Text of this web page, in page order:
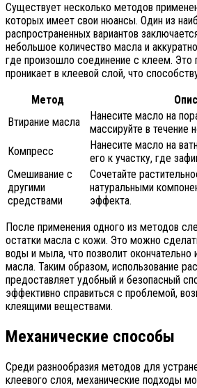
Существует несколько методов
которых имеет свои нюансы. Один из
распространенных вариантов
небольшое количество масла и
где произошло соединение с клеем. Это
проникает в клеевой слой, что
Метод
Втирание масла
Нанесите масло на
массируйте в течение
Компресс
Нанесите масло на
его к участку, где
Смешивание с
другими
средствами
Сочетайте
натуральными
эффекта.
После применения одного из методов
остатки масла с кожи. Это можно
воды и мыла, что позволит окончательно
масла. Таким образом, использование
предоставляет удобный и безопасный
эффективно справиться с проблемой,
клеящими веществами.
Механические способы
Среди разнообразия методов для
клеевого слоя, механические подходы